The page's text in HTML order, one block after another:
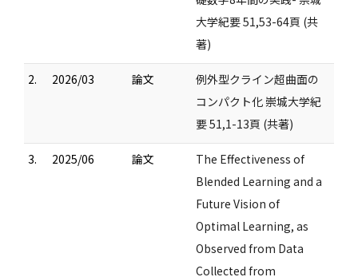
大学紀要 51,53-64頁 (共
著)
2. 2026/03 論文
例外型クライン超曲面の
コンパクト化 崇城大学紀
要 51,1-13頁 (共著)
3. 2025/06 論文
The Effectiveness of
Blended Learning and a
Future Vision of
Optimal Learning, as
Observed from Data
Collected from